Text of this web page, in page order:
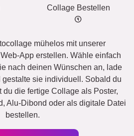
Collage Bestellen
mühelos mit unserer
App erstellen. Wähle einfach
nach deinen Wünschen an, lade
sie individuell. Sobald du
du die fertige Collage als Poster,
Alu-Dibond oder als digitale Datei
bestellen.